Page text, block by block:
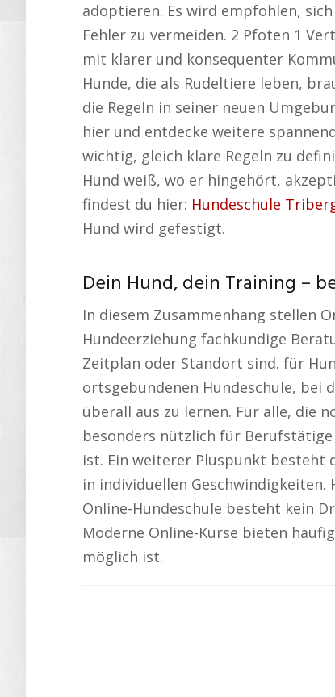
adoptieren. Es wird empfohlen,
Fehler zu vermeiden. 2 Pfoten 1
mit klarer und konsequenter
Hunde, die als Rudeltiere leben,
die Regeln in seiner neuen
hier und entdecke weitere
wichtig, gleich klare Regeln zu
Hund weiß, wo er hingehört,
findest du hier: Hundeschule
Hund wird gefestigt.
Dein Hund, dein Training –
In diesem Zusammenhang stellen
Hundeerziehung fachkundige
Zeitplan oder Standort sind. für
ortsgebundenen Hundeschule, bei
überall aus zu lernen. Für alle, die
besonders nützlich für Berufstätige
ist. Ein weiterer Pluspunkt besteht
in individuellen
Online-Hundeschule besteht kein
Moderne Online-Kurse bieten
möglich ist.